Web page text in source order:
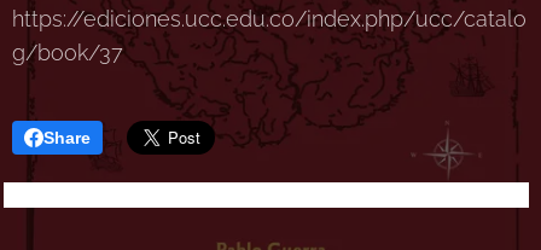
https://ediciones.ucc.edu.co/index.php/ucc/catalo
g/book/37
Share